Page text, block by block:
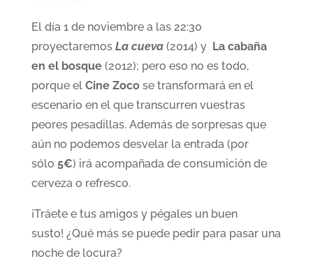
El día 1 de noviembre a las 22:30
proyectaremos La cueva (2014) y La cabaña
en el bosque(2012); pero eso no es todo,
porque el Cine Zoco se transformará en el
escenario en el que transcurren vuestras
peores pesadillas. Además de sorpresas que
aún no podemos desvelar la entrada (por
sólo 5€) irá acompañada de consumición de
cerveza o refresco.
¡Tráete e tus amigos y pégales un buen
susto! ¿Qué más se puede pedir para pasar una
noche de locura?